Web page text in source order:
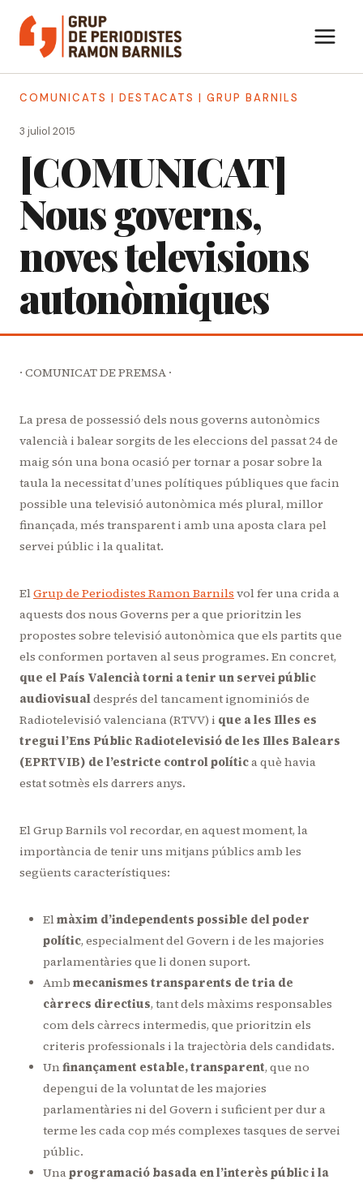
contingut
COMUNICATS | DESTACATS | GRUP BARNILS
3 juliol 2015
[COMUNICAT]
Nous governs,
noves televisions
autonòmiques
· COMUNICAT DE PREMSA ·
La presa de possessió dels nous governs autonòmics
valencià i balear sorgits de les eleccions del passat 24 de
maig són una bona ocasió per tornar a posar sobre la
taula la necessitat d’unes polítiques públiques que facin
possible una televisió autonòmica més plural, millor
finançada, més transparent i amb una aposta clara pel
servei públic i la qualitat.
ElGrup de Periodistes Ramon Barnils vol fer una crida a
aquests dos nous Governs per a que prioritzin les
propostes sobre televisió autonòmica que els partits que
els conformen portaven al seus programes. En concret,
que el País Valencià torni a tenir un servei públic
audiovisualdesprés del tancament ignominiós de
Radiotelevisió valenciana (RTVV) i que a les Illes es
tregui l’Ens Públic Radiotelevisió de les Illes Balears
(EPRTVIB) de l’estricte control política què havia
estat sotmès els darrers anys.
El Grup Barnils vol recordar, en aquest moment, la
importància de tenir uns mitjans públics amb les
següents característiques:
Elmàxim d’independents possible del poder
polític, especialment del Govern i de les majories
parlamentàries que li donen suport.
Amb mecanismes transparents de tria de
càrrecs directius, tant dels màxims responsables
com dels càrrecs intermedis, que prioritzin els
criteris professionals i la trajectòria dels candidats.
Un finançament estable, transparent, que no
depengui de la voluntat de les majories
parlamentàries ni del Govern i suficient per dur a
terme les cada cop més complexes tasques de servei
públic.
Unaprogramació basada en l’interès públic i la